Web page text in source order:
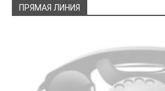
ПРЯМАЯ ЛИНИЯ